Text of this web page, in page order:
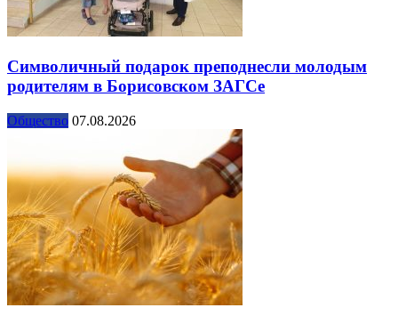
Символичный подарок преподнесли молодым
родителям в Борисовском ЗАГСе
Общество 07.08.2026